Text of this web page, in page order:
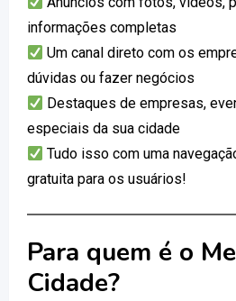
informações completas
Um canal direto com os
dúvidas ou fazer negócios
Destaques de empresas,
especiais da sua cidade
Tudo isso com uma
gratuita para os usuários!
Para quem é o
Cidade?